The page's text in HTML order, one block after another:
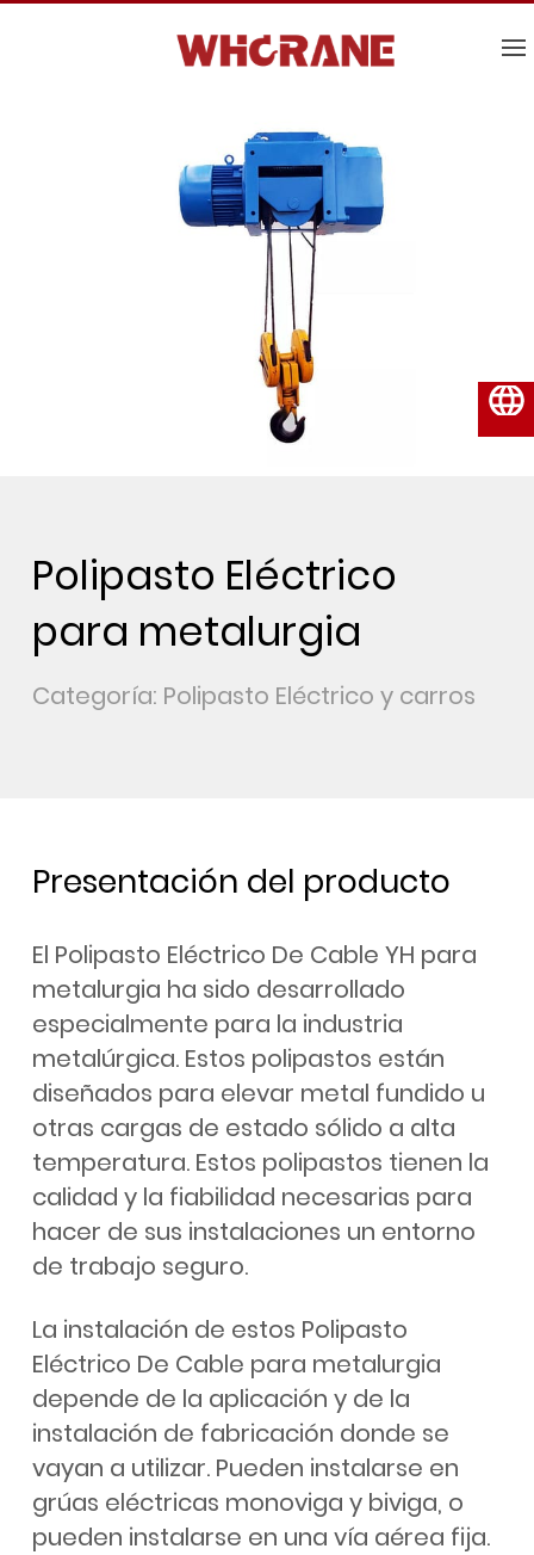
Polipasto Eléctrico
para metalurgia
Categoría: Polipasto Eléctrico y carros
Presentación del producto
El Polipasto Eléctrico De Cable YH para
metalurgia ha sido desarrollado
especialmente para la industria
metalúrgica. Estos polipastos están
diseñados para elevar metal fundido u
otras cargas de estado sólido a alta
temperatura. Estos polipastos tienen la
calidad y la fiabilidad necesarias para
hacer de sus instalaciones un entorno
de trabajo seguro.
La instalación de estos Polipasto
Eléctrico De Cable para metalurgia
depende de la aplicación y de la
instalación de fabricación donde se
vayan a utilizar. Pueden instalarse en
grúas eléctricas monoviga y biviga, o
pueden instalarse en una vía aérea fija.
Español